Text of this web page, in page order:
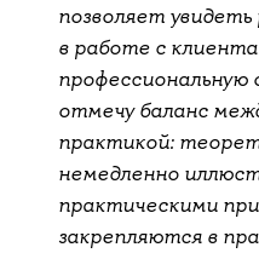
позволяет
в работе с
профессиональную
отмечу баланс
практикой:
немедленно
практическими
закрепляются в